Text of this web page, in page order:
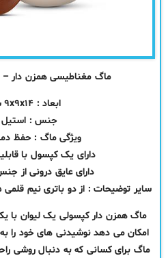
ماگ مغناطیسی همزن دار
ابعاد : ۹x۹x۱۴ سانتیمتر
جنس :
ویژگی ماگ : حفظ
دارای یک کپسول با
دارای عایق درونی از
سایر توضیحات : از دو باتری نیم قلمی ۱.۵ ولتی آلکالاین استفاده نمایید
ماگ همزن دار کپسولی یک لیوان
امکان می دهد نوشیدنی های خود را
ماگ برای کسانی که به دنبال روشی